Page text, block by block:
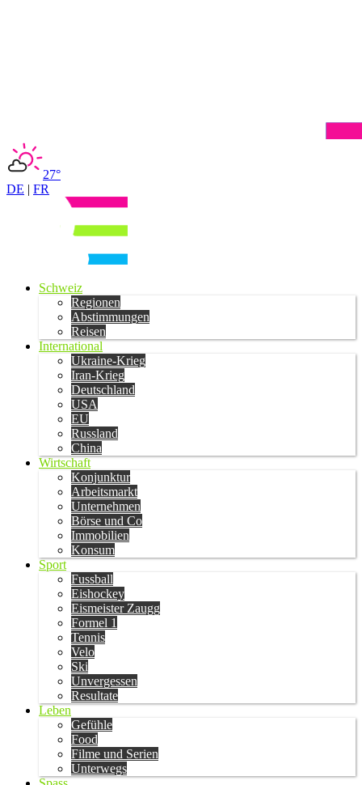
27°
DE | FR
Schweiz
Regionen
Abstimmungen
Reisen
International
Ukraine-Krieg
Iran-Krieg
Deutschland
USA
EU
Russland
China
Wirtschaft
Konjunktur
Arbeitsmarkt
Unternehmen
Börse und Co
Immobilien
Konsum
Sport
Fussball
Eishockey
Eismeister Zaugg
Formel 1
Tennis
Velo
Ski
Unvergessen
Resultate
Leben
Gefühle
Food
Filme und Serien
Unterwegs